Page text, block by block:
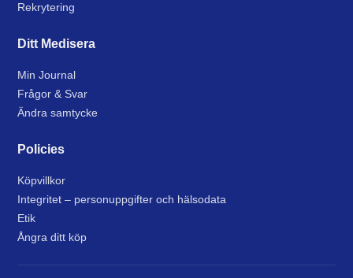
Rekrytering
Ditt Medisera
Min Journal
Frågor & Svar
Ändra samtycke
Policies
Köpvillkor
Integritet – personuppgifter och hälsodata
Etik
Ångra ditt köp